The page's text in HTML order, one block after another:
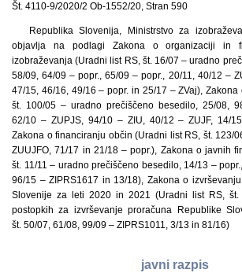
Št. 4110-9/2020/2 Ob-1552/20, Stran 590
Republika Slovenija, Ministrstvo za
objavlja na podlagi Zakona o organizaciji in
izobraževanja (Uradni list RS, št. 16/07 – uradno
58/09, 64/09 – popr., 65/09 – popr., 20/11, 40/12 –
47/15, 46/16, 49/16 – popr. in 25/17 – ZVaj),
št. 100/05 – uradno prečiščeno besedilo, 25/08,
62/10 – ZUPJS, 94/10 – ZIU, 40/12 – ZUJF, 14/
Zakona o financiranju občin (Uradni list RS, št. 123/
ZUUJFO, 71/17 in 21/18 – popr.), Zakona o javnih
št. 11/11 – uradno prečiščeno besedilo, 14/13 –
96/15 – ZIPRS1617 in 13/18), Zakona o
Slovenije za leti 2020 in 2021 (Uradni list RS,
postopkih za izvrševanje proračuna Republike
št. 50/07, 61/08, 99/09 – ZIPRS1011, 3/13 in 81/16)
javni razpis